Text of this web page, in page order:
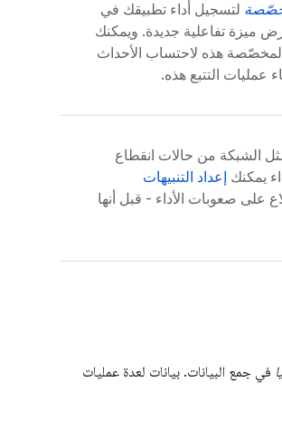
لتسجيل أداء تطبيقك في
ميزة تفاعلية جديدة. ويمكنك
هذه لاحتساب الأحداث
عمليات التتبع هذه.
الشبكة من حالات انقطاع
يمكنك إعداد التنبيهات
على صعوبات الأداء - قبل أنها
في جمع البيانات. بيانات لعدة عمليات